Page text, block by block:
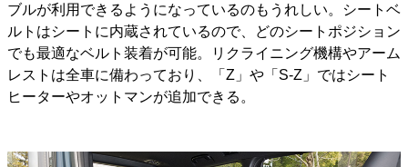
ブルが利用できるようになっているのもうれしい。シートベ
ルトはシートに内蔵されているので、どのシートポジション
でも最適なベルト装着が可能。リクライニング機構やアーム
レストは全車に備わっており、「Z」や「S-Z」ではシート
ヒーターやオットマンが追加できる。